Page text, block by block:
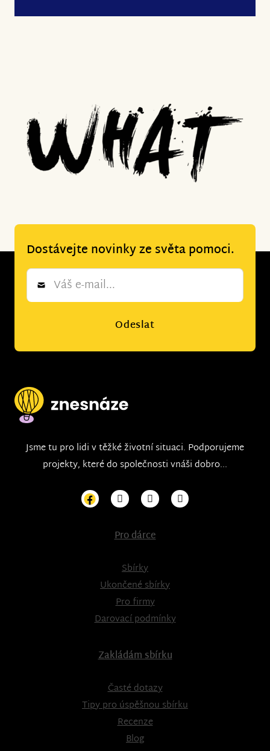
Dostávejte novinky ze světa pomoci.
Newsletter
Odeslat
Jsme tu pro lidi v těžké životní situaci. Podporujeme
projekty, které do společnosti vnáši dobro...
Pro dárce
Sbírky
Ukončené sbírky
Pro firmy
Darovací podmínky
Zakládám sbírku
Časté dotazy
Tipy pro úspěšnou sbírku
Recenze
Blog